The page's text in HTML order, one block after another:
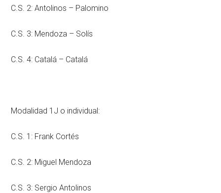
C.S. 2: Antolinos – Palomino
C.S. 3: Mendoza – Solís
C.S. 4: Catalá – Catalá
Modalidad 1J o individual:
C.S. 1: Frank Cortés
C.S. 2: Miguel Mendoza
C.S. 3: Sergio Antolinos